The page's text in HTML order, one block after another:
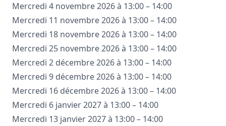
Mercredi 4 novembre 2026 à 13:00 – 14:00
Mercredi 11 novembre 2026 à 13:00 – 14:00
Mercredi 18 novembre 2026 à 13:00 – 14:00
Mercredi 25 novembre 2026 à 13:00 – 14:00
Mercredi 2 décembre 2026 à 13:00 – 14:00
Mercredi 9 décembre 2026 à 13:00 – 14:00
Mercredi 16 décembre 2026 à 13:00 – 14:00
Mercredi 6 janvier 2027 à 13:00 – 14:00
Mercredi 13 janvier 2027 à 13:00 – 14:00